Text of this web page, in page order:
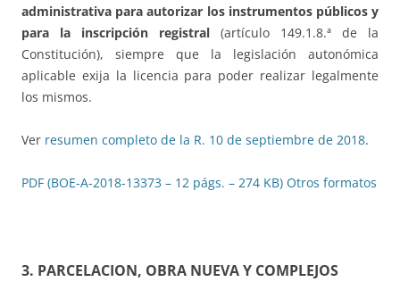
administrativa para autorizar los instrumentos públicos y
para la inscripción registral (artículo 149.1.8.ª de la
Constitución), siempre que la legislación autonómica
aplicable exija la licencia para poder realizar legalmente
los mismos.
Ver resumen completo de la R. 10 de septiembre de 2018.
PDF (BOE-A-2018-13373 – 12 págs. – 274 KB) Otros formatos
3. PARCELACION, OBRA NUEVA Y COMPLEJOS